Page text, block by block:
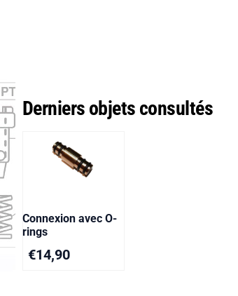
Derniers objets consultés
Connexion avec O-
rings
€14,90